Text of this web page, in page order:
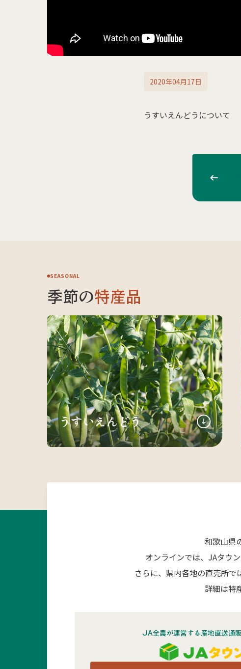
2020年04月17日
うすいえんどうについて
SEASONAL
季節の特産品
うすいえんどう
和歌山県
オンラインでは、JAタウ
さらに、県内各地の直売所で
詳細は特
JA全農が運営する産地直送通